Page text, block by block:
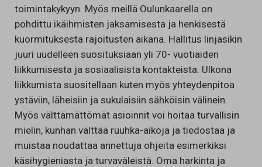
toimintakykyyn. Myös meillä Oulunkaarella on
pohdittu ikäihmisten jaksamisesta ja henkisestä
kuormituksesta rajoitusten aikana. Hallitus linjasikin
juuri uudelleen suosituksiaan yli 70- vuotiaiden
liikkumisesta ja sosiaalisista kontakteista. Ulkona
liikkumista suositellaan kuten myös yhteydenpitoa
ystäviin, läheisiin ja sukulaisiin sähköisin välinein.
Myös välttämättömät asioinnit voi hoitaa turvallisin
mielin, kunhan välttää ruuhka-aikoja ja tiedostaa ja
muistaa noudattaa annettuja ohjeita esimerkiksi
käsihygieniasta ja turvaväleistä. Oma harkinta ja